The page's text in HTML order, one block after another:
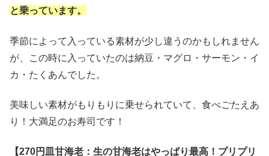
と乗っています。
季節によって入っている素材が少し違うのかもしれません
が、この時に入っていたのは納豆・マグロ・サーモン・イ
カ・たくあんでした。
美味しい素材がもりもりに乗せられていて、食べごたえあ
り！大満足のお寿司です！
【270円皿甘海老：生の甘海老はやっぱり最高！プリプリ